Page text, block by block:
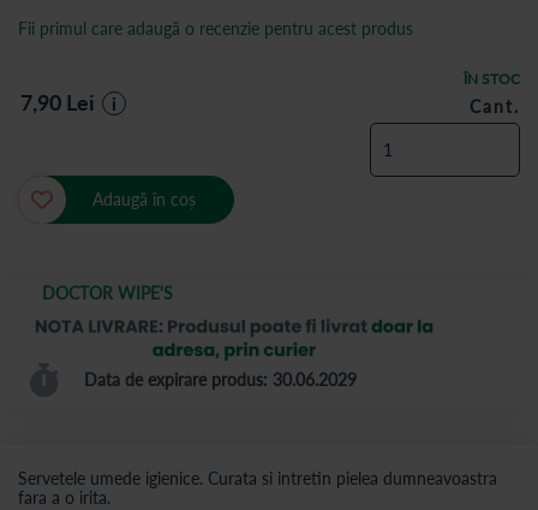
DOCTOR WIPE'S
Data de expirare produs: 30.06.2029
Servetele umede igienice. Curata si intretin pielea dumneavoastra
fara a o irita.
ÎN STOC
Fii primul care adaugă o recenzie pentru acest produs
7,90 Lei i Cant.
Adaugă în coș